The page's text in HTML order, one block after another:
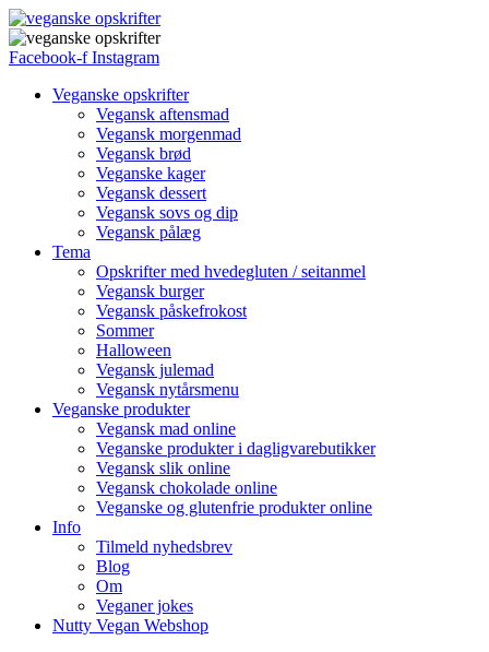
Facebook-f Instagram
Veganske opskrifter
Vegansk aftensmad
Vegansk morgenmad
Vegansk brød
Veganske kager
Vegansk dessert
Vegansk sovs og dip
Vegansk pålæg
Tema
Opskrifter med hvedegluten / seitanmel
Vegansk burger
Vegansk påskefrokost
Sommer
Halloween
Vegansk julemad
Vegansk nytårsmenu
Veganske produkter
Vegansk mad online
Veganske produkter i dagligvarebutikker
Vegansk slik online
Vegansk chokolade online
Veganske og glutenfrie produkter online
Info
Tilmeld nyhedsbrev
Blog
Om
Veganer jokes
Nutty Vegan Webshop